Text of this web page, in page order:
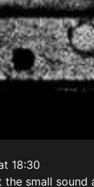
18:30
small sound